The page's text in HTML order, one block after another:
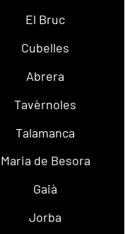
El Bruc
Cubelles
Abrera
Tavèrnoles
Talamanca
Maria de Besora
Gaià
Jorba